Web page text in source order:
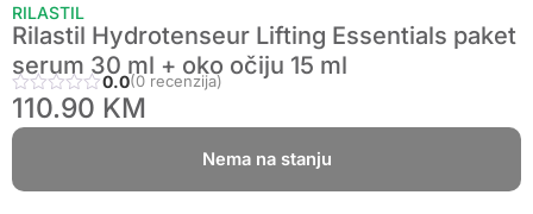
RILASTIL
Rilastil Hydrotenseur Lifting Essentials paket
serum 30 ml + oko očiju 15 ml
0.0(0 recenzija)
110.90 KM
Nema na stanju